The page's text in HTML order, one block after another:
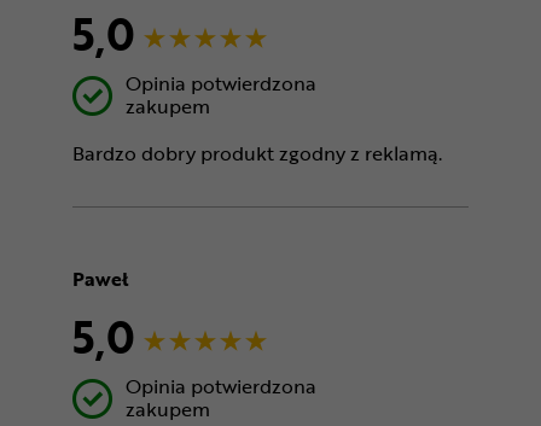
5,0
Opinia potwierdzona
zakupem
Bardzo dobry produkt zgodny z reklamą.
Paweł
5,0
Opinia potwierdzona
zakupem